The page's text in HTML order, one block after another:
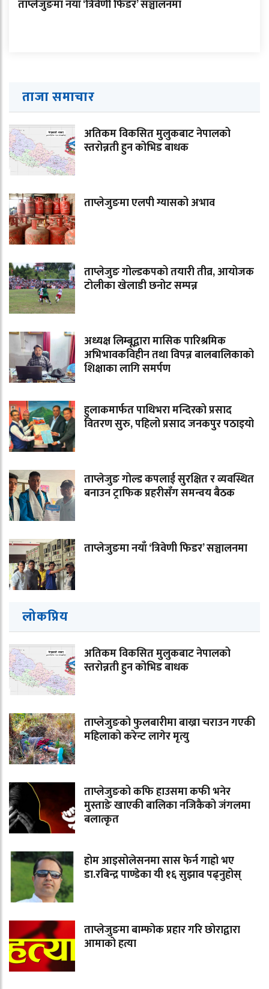
ताप्लेजुङमा नयाँ ‘त्रिवेणी फिडर’ सञ्चालनमा
ताजा समाचार
अतिकम विकसित मुलुकबाट नेपालको
स्तरोन्नती हुन कोभिड बाधक
ताप्लेजुङमा एलपी ग्यासको अभाव
ताप्लेजुङ गोल्डकपको तयारी तीव्र, आयोजक
टोलीका खेलाडी छनोट सम्पन्न
अध्यक्ष लिम्बूद्वारा मासिक पारिश्रमिक
अभिभावकविहीन तथा विपन्न बालबालिकाको
शिक्षाका लागि समर्पण
हुलाकमार्फत पाथिभरा मन्दिरको प्रसाद
वितरण सुरु, पहिलो प्रसाद जनकपुर पठाइयो
ताप्लेजुङ गोल्ड कपलाई सुरक्षित र व्यवस्थित
बनाउन ट्राफिक प्रहरीसँग समन्वय बैठक
ताप्लेजुङमा नयाँ ‘त्रिवेणी फिडर’ सञ्चालनमा
लोकप्रिय
अतिकम विकसित मुलुकबाट नेपालको
स्तरोन्नती हुन कोभिड बाधक
ताप्लेजुङको फुलबारीमा बाख्रा चराउन गएकी
महिलाको करेन्ट लागेर मृत्यु
ताप्लेजुङको कफि हाउसमा कफी भनेर
मुस्ताङे खाएकी बालिका नजिकैको जंगलमा
बलात्कृत
होम आइसोलेसनमा सास फेर्न गाह्रो भए
डा.रबिन्द्र पाण्डेका यी १६ सुझाव पढ्नुहोस्
ताप्लेजुङमा बाम्फोक प्रहार गरि छोराद्वारा
आमाको हत्या